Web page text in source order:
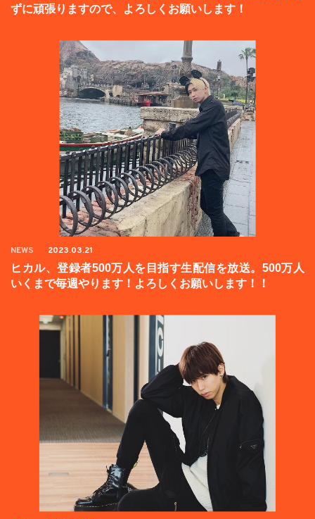
ずに頑張りますので、よろしくお願いします！
NEWS 2023.03.21
ヒカル、登録者500万人を目指す生配信を放送。500万人
いくまで毎週やります！よろしくお願いします！！